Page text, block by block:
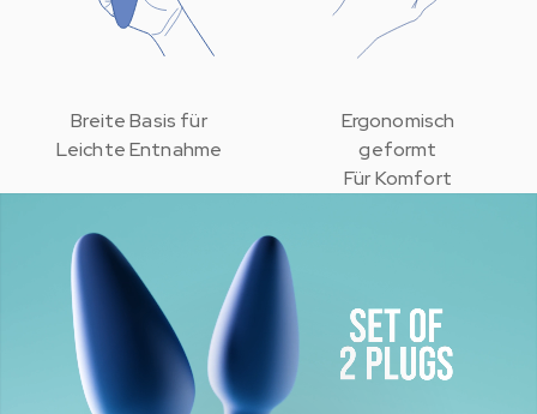
Breite Basis für
Leichte Entnahme
Ergonomisch
geformt
Für Komfort